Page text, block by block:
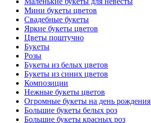
Мини букеты цветов
Свадебные букеты
Яркие букеты цветов
Цветы поштучно
Букеты
Розы
Букеты из белых цветов
Букеты из синих цветов
Композиции
Нежные букеты цветов
Огромные букеты на день рождения
Большие букеты белых роз
Большие букеты красных роз